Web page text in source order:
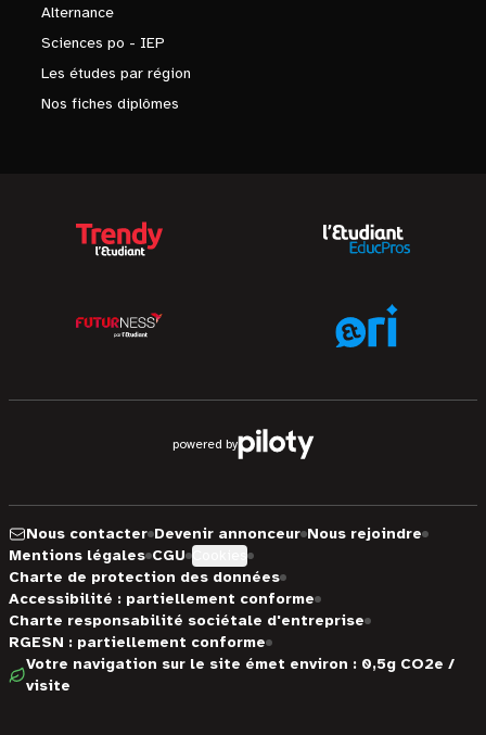
Alternance
Sciences po - IEP
Les études par région
Nos fiches diplômes
powered by
Nous contacter Devenir annonceur Nous rejoindre
Mentions légales CGU
Charte de protection des données
Accessibilité : partiellement conforme
Charte responsabilité sociétale d'entreprise
RGESN : partiellement conforme
Votre navigation sur le site émet environ : 0,5g CO2e /
visite